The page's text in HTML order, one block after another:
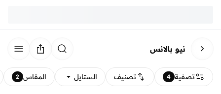
نيو بالانس
تصفية 4 تصنيف الستايل المقاس 2